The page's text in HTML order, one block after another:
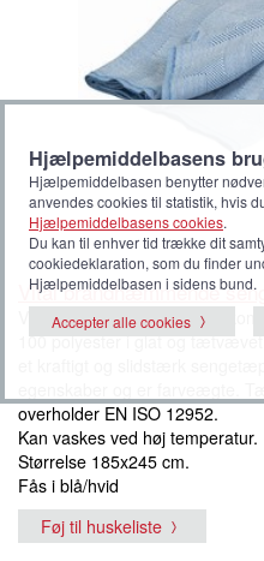
Vital brandhæmmende
Vital sengetæppe med god
100 polyester i glat og
overholder EN ISO 12952.
Kan vaskes ved høj temperatur.
Størrelse 185x245 cm.
Fås i blå/hvid
Føj til huskeliste
Hjælpemiddelbasens
Hjælpemiddelbasen benytter
anvendes cookies til statistik, hvis
Hjælpemiddelbasens cookies.
Du kan til enhver tid trække dit
cookiedeklaration, som du finder
Hjælpemiddelbasen i sidens bund.
Accepter alle cookies